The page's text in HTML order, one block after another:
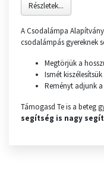
Részletek...
A Csodalámpa
csodalámpás gyereknek
Megtörjük a
Ismét
Reményt adjunk
Támogasd Te is a beteg
segítség is nagy